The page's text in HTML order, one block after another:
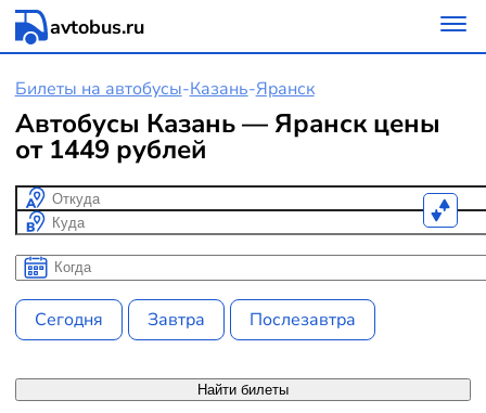
avtobus.ru
Билеты на автобусы-Казань-Яранск
Автобусы Казань — Яранск цены
от 1449 рублей
Откуда
Куда
Когда
Когда
Сегодня Завтра Послезавтра
Найти билеты